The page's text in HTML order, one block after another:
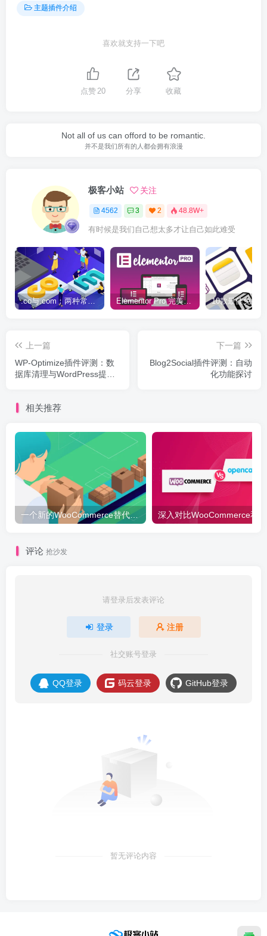
主题插件介绍
喜欢就支持一下吧
点赞20 分享 收藏
Not all of us can offord to be romantic.
并不是我们所有的人都会拥有浪漫
极客小站 关注
4562 3 2 48.8W+
有时候是我们自己想太多才让自己如此难受
.co与.com：两种常用域名后缀名完全指南 Elementor Pro 完美汉化中文版（含全套模板）|可视化编辑页面自定义设计WordPress插件
上一篇
WP-Optimize插件评测：数
据库清理与WordPress提速
下一篇
Blog2Social插件评测：自动
化功能探讨
相关推荐
一个新的WooCommerce替代品 – 你好，BigCommerce
评论 抢沙发
请登录后发表评论
登录 注册
社交账号登录
QQ登录 码云登录 GitHub登录
暂无评论内容